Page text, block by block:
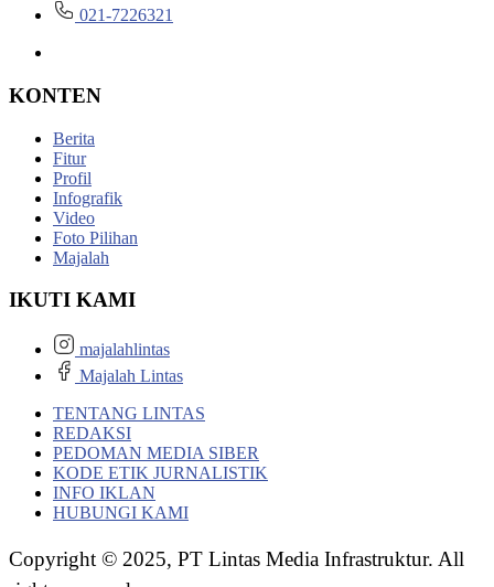
021-7226321
KONTEN
Berita
Fitur
Profil
Infografik
Video
Foto Pilihan
Majalah
IKUTI KAMI
majalahlintas
Majalah Lintas
TENTANG LINTAS
REDAKSI
PEDOMAN MEDIA SIBER
KODE ETIK JURNALISTIK
INFO IKLAN
HUBUNGI KAMI
Copyright © 2025, PT Lintas Media Infrastruktur. All